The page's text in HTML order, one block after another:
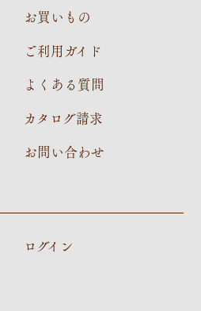
お買いもの
ご利用ガイド
よくある質問
カタログ請求
お問い合わせ
ログイン